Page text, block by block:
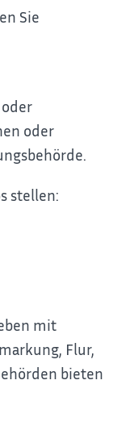
Sie
oder
stellen:
mit
Flur,
bieten